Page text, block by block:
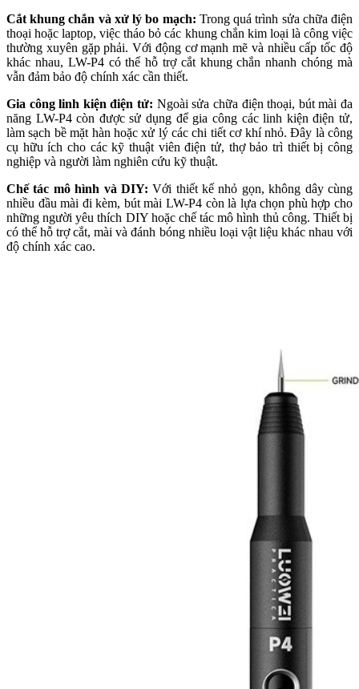
Cắt khung chắn và xử lý bo mạch: Trong quá trình sửa chữa điện
thoại hoặc laptop, việc tháo bỏ các khung chắn kim loại là công việc
thường xuyên gặp phải. Với động cơ mạnh mẽ và nhiều cấp tốc độ
khác nhau, LW-P4 có thể hỗ trợ cắt khung chắn nhanh chóng mà
vẫn đảm bảo độ chính xác cần thiết.
Gia công linh kiện điện tử: Ngoài sửa chữa điện thoại, bút mài đa
năng LW-P4 còn được sử dụng để gia công các linh kiện điện tử,
làm sạch bề mặt hàn hoặc xử lý các chi tiết cơ khí nhỏ. Đây là công
cụ hữu ích cho các kỹ thuật viên điện tử, thợ bảo trì thiết bị công
nghiệp và người làm nghiên cứu kỹ thuật.
Chế tác mô hình và DIY: Với thiết kế nhỏ gọn, không dây cùng
nhiều đầu mài đi kèm, bút mài LW-P4 còn là lựa chọn phù hợp cho
những người yêu thích DIY hoặc chế tác mô hình thủ công. Thiết bị
có thể hỗ trợ cắt, mài và đánh bóng nhiều loại vật liệu khác nhau với
độ chính xác cao.